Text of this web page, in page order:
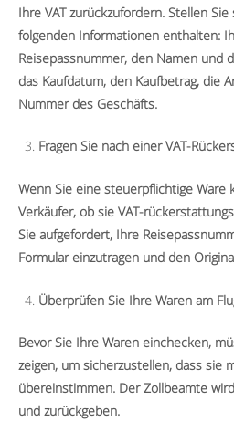
Ihre VAT zurückzufordern. Stellen
folgenden Informationen enthalten:
Reisepassnummer, den Namen und
das Kaufdatum, den Kaufbetrag, die
Nummer des Geschäfts.
Fragen Sie nach einer VAT-
Wenn Sie eine steuerpflichtige Ware
Verkäufer, ob sie VAT-
Sie aufgefordert, Ihre
Formular einzutragen und den
Überprüfen Sie Ihre Waren am
Bevor Sie Ihre Waren einchecken,
zeigen, um sicherzustellen, dass sie
übereinstimmen. Der Zollbeamte
und zurückgeben.